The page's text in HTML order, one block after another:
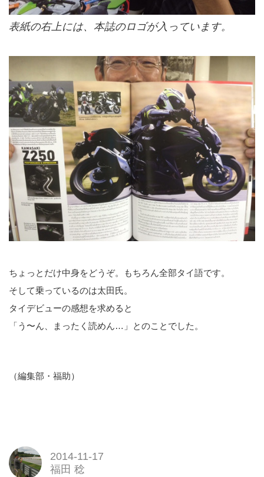
表紙の右上には、本誌のロゴが入っています。
ちょっとだけ中身をどうぞ。もちろん全部タイ語です。
そして乗っているのは太田氏。
タイデビューの感想を求めると
「う〜ん、まったく読めん…」とのことでした。
（編集部・福助）
2014-11-17
福田 稔